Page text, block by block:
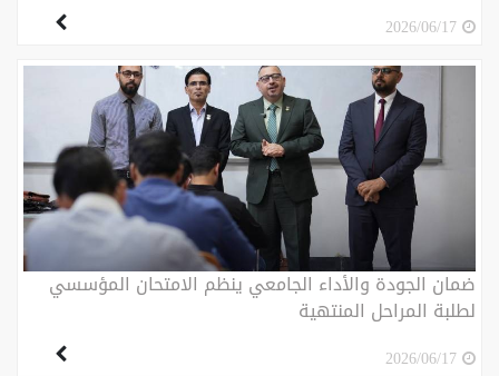
2026/06/17
ضمان الجودة والأداء الجامعي ينظم الامتحان المؤسسي
لطلبة المراحل المنتهية
2026/06/17